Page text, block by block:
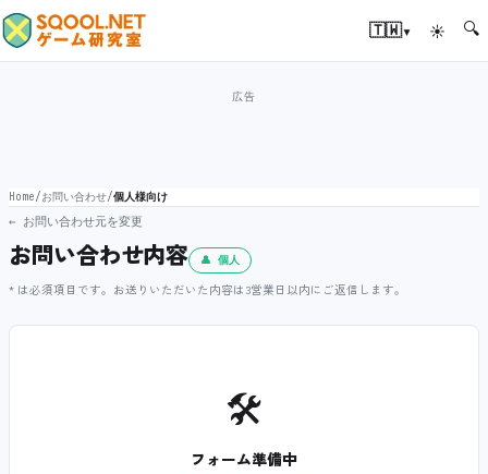
🇹🇼▾ ☀ 🔍
Home/お問い合わせ/個人様向け
← お問い合わせ元を変更
お問い合わせ内容 👤 個人
* は必須項目です。お送りいただいた内容は3営業日以内にご返信します。
🛠️
フォーム準備中